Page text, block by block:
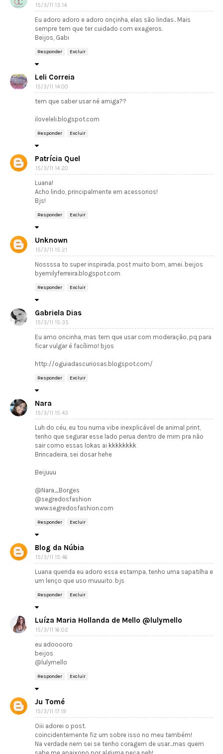
15/3/11 13:14
Eu adoro adoro e adoro onçinha, elas são lindas.. Mais
sempre tem que ter cuidado com exageros.
Beijos, Gabi
Responder Excluir
Leli Correia
15/3/11 14:00
tem que saber usar né amiga??
iloveleli.blogspot.com
Responder Excluir
Patrícia Quel
15/3/11 14:20
Luana!
Acho lindo, principalmente em acessorios!
Bjs!
Responder Excluir
Unknown
15/3/11 15:21
Nossssa to super inspirada, post muito bom, amei. beijos
byemilyferreira.blogspot.com
Responder Excluir
Gabriela Dias
15/3/11 15:35
Eu amo oncinha, mas tem que usar com moderação, pq para
ficar vulgar é facílimo! bjos
http://oguiadascuriosas.blogspot.com/
Responder Excluir
Nara
15/3/11 15:43
Luh do céu, eu tou numa vibe inexplicável de animal print,
tenho que segurar esse lado perua dentro de mim pra não
sair como essas lokas ai kkkkkkkk
Brincadeira, sei dosar hehe
Beijuuu
@Nara_Borges
@segredosfashion
www.segredosfashion.com
Responder Excluir
Blog da Núbia
15/3/11 15:46
Luana querida eu adoro essa estampa, tenho uma sapatilha e
um lenço que uso muuuito. bjs
Responder Excluir
Luíza Maria Hollanda de Mello @lulymello
15/3/11 16:02
eu adooooro
beijos
@lulymello
Responder Excluir
Ju Tomé
15/3/11 17:19
Oiii adorei o post.
coincidentemente fiz um sobre isso no meu também!
Na verdade nem sei se tenho coragem de usar...mas quem